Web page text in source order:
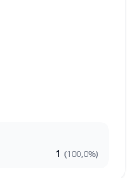
1 (100,0%)